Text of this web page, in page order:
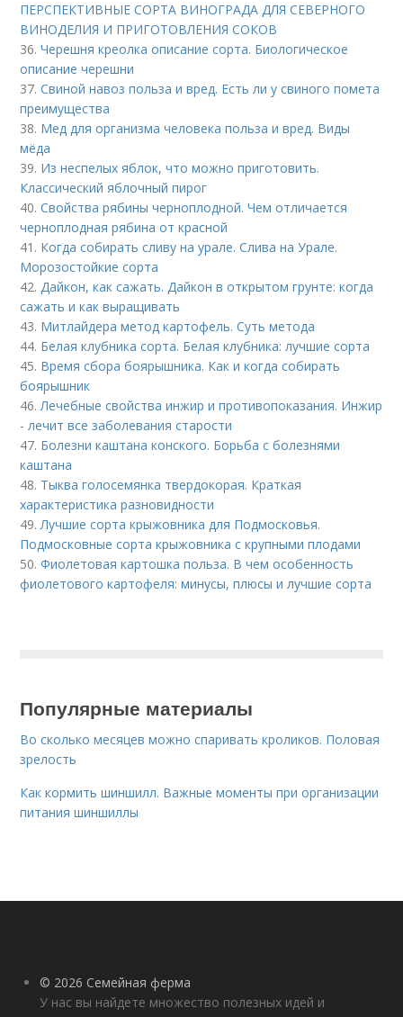
ПЕРСПЕКТИВНЫЕ СОРТА ВИНОГРАДА ДЛЯ CЕВЕРНОГО
ВИНОДЕЛИЯ И ПРИГОТОВЛЕНИЯ СОКОВ
36.Черешня креолка описание сорта. Биологическое
описание черешни
37.Свиной навоз польза и вред. Есть ли у свиного помета
преимущества
38. Мед для организма человека польза и вред. Виды
мёда
39. Из неспелых яблок, что можно приготовить.
Классический яблочный пирог
40.Свойства рябины черноплодной. Чем отличается
черноплодная рябина от красной
41. Когда собирать сливу на урале. Слива на Урале.
Морозостойкие сорта
42.Дайкон, как сажать. Дайкон в открытом грунте: когда
сажать и как выращивать
43. Митлайдера метод картофель. Суть метода
44. Белая клубника сорта. Белая клубника: лучшие сорта
45. Время сбора боярышника. Как и когда собирать
боярышник
46.Лечебные свойства инжир и противопоказания. Инжир
- лечит все заболевания старости
47. Болезни каштана конского. Борьба с болезнями
каштана
48. Тыква голосемянка твердокорая. Краткая
характеристика разновидности
49.Лучшие сорта крыжовника для Подмосковья.
Подмосковные сорта крыжовника с крупными плодами
50.Фиолетовая картошка польза. В чем особенность
фиолетового картофеля: минусы, плюсы и лучшие сорта
Популярные материалы
Во сколько месяцев можно спаривать кроликов. Половая
зрелость
Как кормить шиншилл. Важные моменты при организации
питания шиншиллы
© 2026 Семейная ферма
У нас вы найдете множество полезных идей и